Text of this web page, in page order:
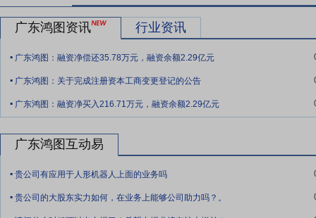
强企业”（第59位），系国家商务部和国家发展和改革委员会联合认
会压铸分会副理事长单位、广东省汽车行业协会常务理事单位，为“
产品屡获“广东省重点新产品”、“广东省高新技术产品”、“广东省自
牌影响力与行业公信力持续彰显。
要点11： 平台与人才技能水平领先
公司控股股东为广东省粤科金融
台，雄厚的股东背景为公司带来了显著的品牌背书、资源协同、资本
推进。
要点12：生产管理与品质保障能力强
家体系认证，获得福特Q1认证及北美通用BIQS认可，建立了一整套
西格玛管理与精益生产体系，积极构建全员参与的质量管理文化，持
广东鸿图资讯 行业资讯
. 广东鸿图：融资净偿还35.78万元，融资余额2.29亿元
. 广东鸿图：关于完成注册资本工商变更登记的公告
. 广东鸿图：融资净买入216.71万元，融资余额2.29亿元
广东鸿图互动易
. 贵公司有应用于人形机器人上面的业务吗
. 贵公司的大股东实力如何，在业务上能够公司助力吗？。